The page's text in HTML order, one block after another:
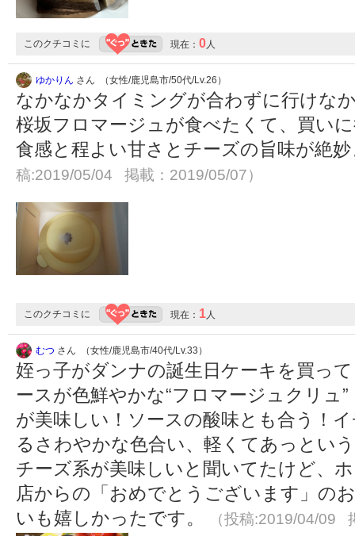
このクチコミに 現在： 0人
ゆかりん さん （女性/鹿児島市/50代/Lv.26）
なかなかタイミングが合わずに行けな
桜坂フロマージュが食べたくて、買い
食感と程よい甘さとチーズの旨味が絶
稿:2019/05/04 掲載：2019/05/07）
このクチコミに 現在： 1人
むつ さん （女性/鹿児島市/40代/Lv.33）
姪っ子がダンナの誕生日ケーキを買っ
ースが色鮮やかな“フロマージュクリュ
が美味しい！ソースの酸味とも合う！
るさわやかな色合い、軽くてあっとい
チーズ系が美味しいと聞いてたけど、
店からの「おめでとうございます」の
いも嬉しかったです。
（投稿:2019/04/09